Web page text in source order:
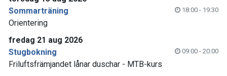
Sommarträning
18:00 - 19:30
Orientering
fredag 21 aug 2026
Stugbokning
09:00 - 20:00
Friluftsfrämjandet lånar duschar - MTB-kurs